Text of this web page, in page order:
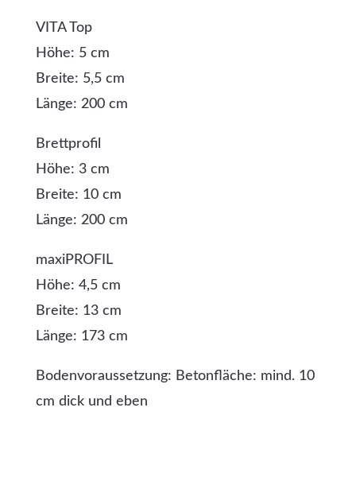
VITA Top
Höhe: 5 cm
Breite: 5,5 cm
Länge: 200 cm
Brettprofil
Höhe: 3 cm
Breite: 10 cm
Länge: 200 cm
maxiPROFIL
Höhe: 4,5 cm
Breite: 13 cm
Länge: 173 cm
Bodenvoraussetzung: Betonfläche: mind. 10
cm dick und eben